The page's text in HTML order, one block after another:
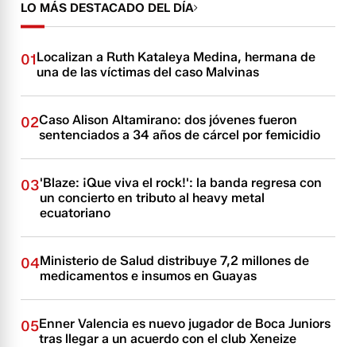
LO MÁS DESTACADO DEL DÍA
01Localizan a Ruth Kataleya Medina, hermana de
una de las víctimas del caso Malvinas
02Caso Alison Altamirano: dos jóvenes fueron
sentenciados a 34 años de cárcel por femicidio
03'Blaze: ¡Que viva el rock!': la banda regresa con
un concierto en tributo al heavy metal
ecuatoriano
04Ministerio de Salud distribuye 7,2 millones de
medicamentos e insumos en Guayas
05Enner Valencia es nuevo jugador de Boca Juniors
tras llegar a un acuerdo con el club Xeneize